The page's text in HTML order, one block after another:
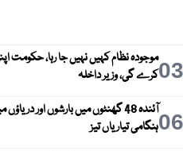
03موجودہ نظام کہیں نہیں جا رہا، حکومت
کرے گی، وزیر داخلہ
06
آئندہ 48 گھنٹوں میں بارشوں اور
ہنگامی تیاریاں تیز